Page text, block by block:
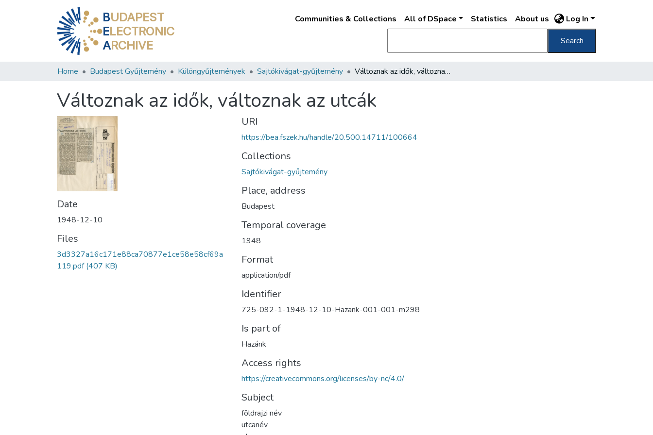
BUDAPEST
ELECTRONIC
ARCHIVE
Communities & Collections All of DSpace Statistics About us Log In
Search
Home Budapest Gyűjtemény Különgyűjtemények Sajtókivágat-gyűjtemény Változnak az idők, változnak az utcák
Változnak az idők, változnak az utcák
Date
1948-12-10
Files
3d3327a16c171e88ca70877e1ce58e58cf69a
119.pdf(407 KB)
URI
https://bea.fszek.hu/handle/20.500.14711/100664
Collections
Sajtókivágat-gyűjtemény
Place, address
Budapest
Temporal coverage
1948
Format
application/pdf
Identifier
725-092-1-1948-12-10-Hazank-001-001-m298
Is part of
Hazánk
Access rights
https://creativecommons.org/licenses/by-nc/4.0/
Subject
földrajzi név
utcanév